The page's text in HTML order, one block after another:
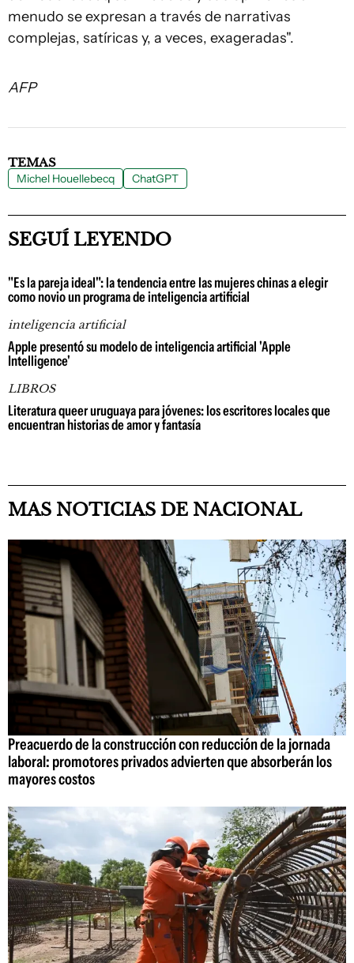
menudo se expresan a través de narrativas
complejas, satíricas y, a veces, exageradas".
AFP
TEMAS
Michel Houellebecq ChatGPT
SEGUÍ LEYENDO
"Es la pareja ideal": la tendencia entre las mujeres chinas a elegir
como novio un programa de inteligencia artificial
inteligencia artificial
Apple presentó su modelo de inteligencia artificial 'Apple
Intelligence'
LIBROS
Literatura queer uruguaya para jóvenes: los escritores locales que
encuentran historias de amor y fantasía
MAS NOTICIAS DE NACIONAL
Preacuerdo de la construcción con reducción de la jornada
laboral: promotores privados advierten que absorberán los
mayores costos